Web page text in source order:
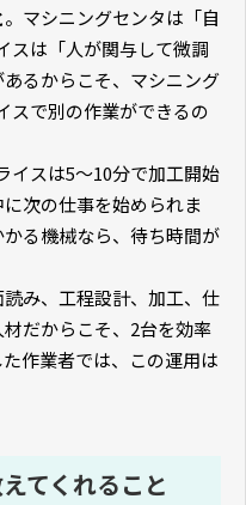
。マシニングセンタは「自
スは「人が関与して微調
るからこそ、マシニング
スで別の作業ができるの
イスは5〜10分で加工開始
次の仕事を始められま
かる機械なら、待ち時間が
読み、工程設計、加工、仕
だからこそ、 2台を効率
作業者では、この運用は
てくれること